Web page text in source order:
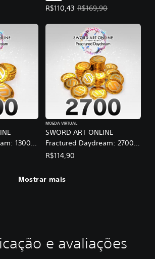
R$110,43
Preço da oferta: R$110,43.
R$169,90
1300
SWORD ART ONLINE
Fractured Daydream: 2700
Medalhas SAO
MOEDA VIRTUAL
R$114,90
Mostrar mais
e avaliações